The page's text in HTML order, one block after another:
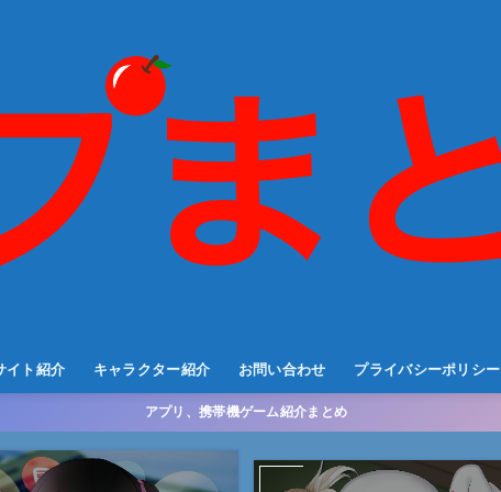
イト紹介 キャラクター紹介 お問い合わせ プライバシーポリシー
アプリ、携帯機ゲーム紹介まとめ